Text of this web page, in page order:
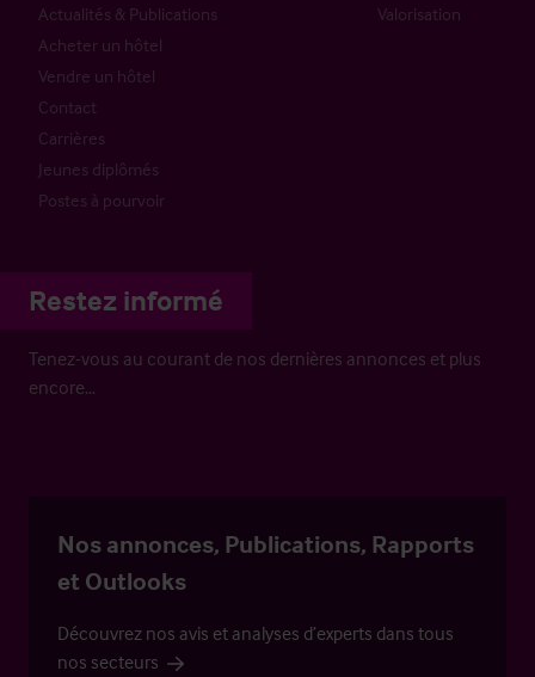
Actualités & Publications
Acheter un hôtel
Vendre un hôtel
Contact
Carrières
Jeunes diplômés
Postes à pourvoir
Valorisation
Restez informé
Tenez-vous au courant de nos dernières annonces et plus
encore…
Nos annonces, Publications, Rapports
et Outlooks
Découvrez nos avis et analyses d’experts dans tous
nos secteurs